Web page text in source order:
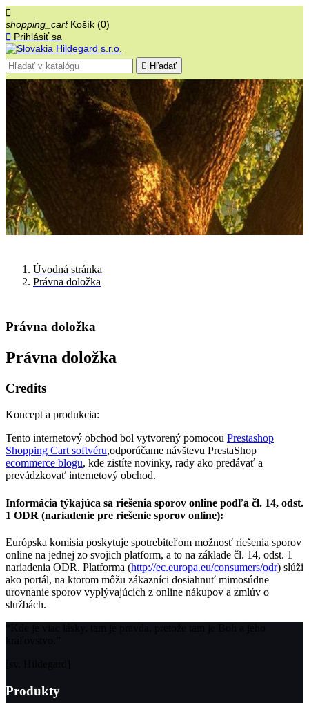

shopping_cart Košík (0)
 Prihlásiť sa
 Hľadať
Úvodná stránka
Právna doložka
Právna doložka
Právna doložka
Credits
Koncept a produkcia:
Tento internetový obchod bol vytvorený pomocou Prestashop
Shopping Cart softvéru,odporúčame návštevu PrestaShop
ecommerce blogu, kde zistíte novinky, rady ako predávať a
prevádzkovať internetový obchod.
Informácia týkajúca sa riešenia sporov online podľa čl. 14, odst.
1 ODR (nariadenie pre riešenie sporov online):
Európska komisia poskytuje spotrebiteľom možnosť riešenia sporov
online na jednej zo svojich platform, a to na základe čl. 14, odst. 1
nariadenia ODR. Platforma (http://ec.europa.eu/consumers/odr) slúži
ako portál, na ktorom môžu zákazníci dosiahnuť mimosúdne
urovnanie sporov vyplývajúcich z online nákupov a zmlúv o
službách.
Produkty